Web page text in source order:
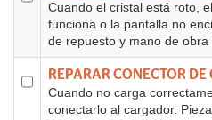
Cuando el cristal está roto,
funciona o la pantalla no
de repuesto y mano de obra
REPARAR CONECTOR DE
Cuando no carga
conectarlo al cargador.